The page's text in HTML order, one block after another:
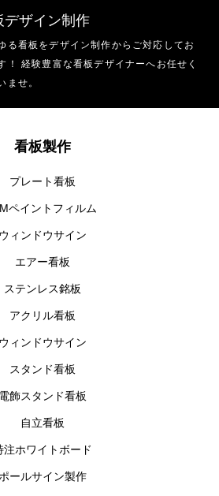
デザイン制作
る看板をデザイン制作からご対応してお
！ 経験豊富な看板デザイナーへお任せく
ませ。
看板製作
プレート看板
ペイントフィルム
ウィンドウサイン
エアー看板
ステンレス銘板
アクリル看板
ウィンドウサイン
スタンド看板
電飾スタンド看板
自立看板
注ホワイトボード
ポールサイン製作